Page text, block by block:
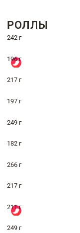
РОЛЛЫ
242 г
196 г
217 г
197 г
249 г
182 г
266 г
217 г
211 г
249 г